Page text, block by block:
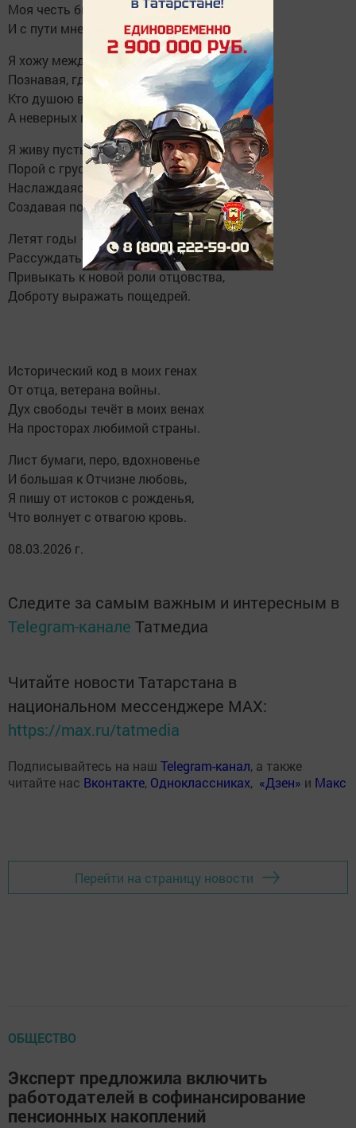
Моя честь была всюду надёжна,
И с пути мне никак не свернуть.
Я хожу между сотен коллизий,
Познавая, где враг, где друзья,
Кто душою весь чист — он мне близкий,
А неверных прощу — Бог судья.
Я живу пусть порой торжествуя,
Порой с грустью скрывая печаль.
Наслаждаясь с душой и рискуя,
Создавая под старость — причал.
Летят годы — витки совершенства.
Рассуждать научились мудрей,
Привыкать к новой роли отцовства,
Доброту выражать пощедрей.
Исторический код в моих генах
От отца, ветерана войны.
Дух свободы течёт в моих венах
На просторах любимой страны.
Лист бумаги, перо, вдохновенье
И большая к Отчизне любовь,
Я пишу от истоков с рожденья,
Что волнует с отвагою кровь.
08.03.2026 г.
Следите за самым важным и интересным в
Telegram-канале Татмедиа
Читайте новости Татарстана в
национальном мессенджере MАХ:
https://max.ru/tatmedia
Подписывайтесь на наш Telegram-канал, а также
читайте нас Вконтакте, Одноклассниках, «Дзен» и Макс
Перейти на страницу новости
ОБЩЕСТВО
Эксперт предложила включить
работодателей в софинансирование
пенсионных накоплений